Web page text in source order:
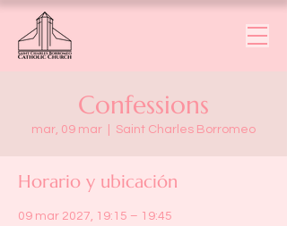
Confessions
mar, 09 mar Saint Charles Borromeo
Horario y ubicación
09 mar 2027, 19:15 – 19:45